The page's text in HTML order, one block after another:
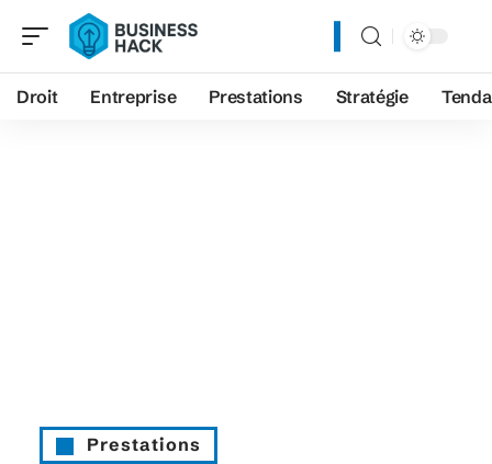
Droit Entreprise Prestations Stratégie
Prestations